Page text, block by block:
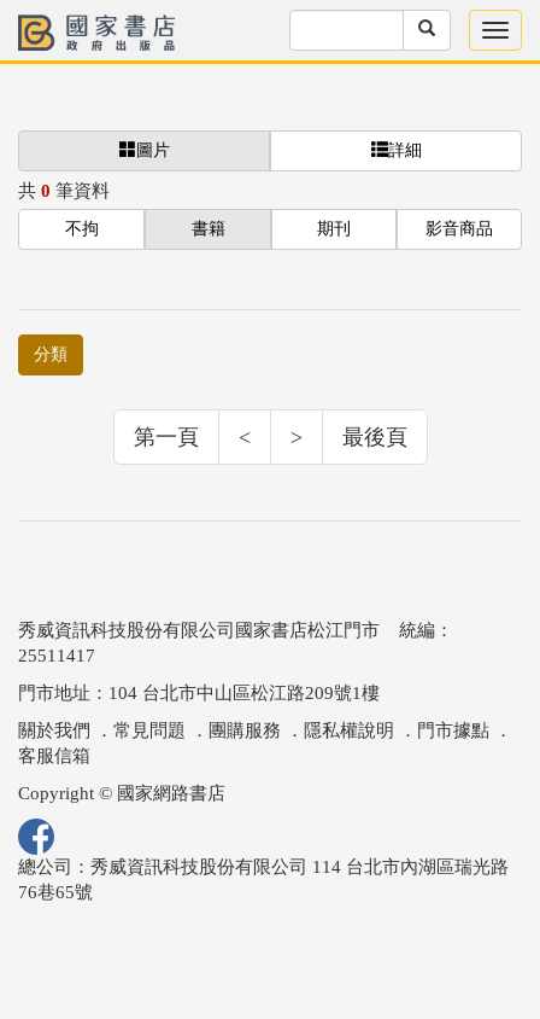
圖片 詳細
共 0 筆資料
不拘 書籍 期刊 影音商品
分類
第一頁 < > 最後頁
秀威資訊科技股份有限公司國家書店松江門市 統編：
25511417
門市地址：104 台北市中山區松江路209號1樓
關於我們 ． 常見問題 ． 團購服務 ． 隱私權說明 ． 門市據點 ．
客服信箱
Copyright © 國家網路書店
總公司：秀威資訊科技股份有限公司 114 台北市內湖區瑞光路
76巷65號